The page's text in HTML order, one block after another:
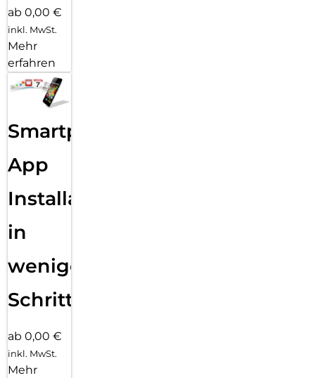
ab 0,00 €
inkl. MwSt.
Mehr
erfahren
Smartphone
App
Installation
in
wenigen
Schritten
ab 0,00 €
inkl. MwSt.
Mehr